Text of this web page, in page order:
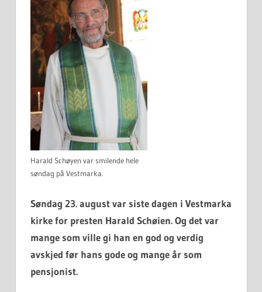
Harald Schøyen var smilende hele
søndag på Vestmarka.
Søndag 23. august var siste dagen i Vestmarka
kirke for presten Harald Schøien. Og det var
mange som ville gi han en god og verdig
avskjed før hans gode og mange år som
pensjonist.